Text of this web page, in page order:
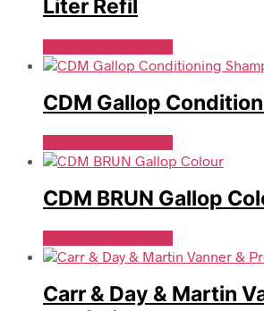
Liter Refil
CDM Gallop
CDM BRUN Gallop
Carr & Day & Martin